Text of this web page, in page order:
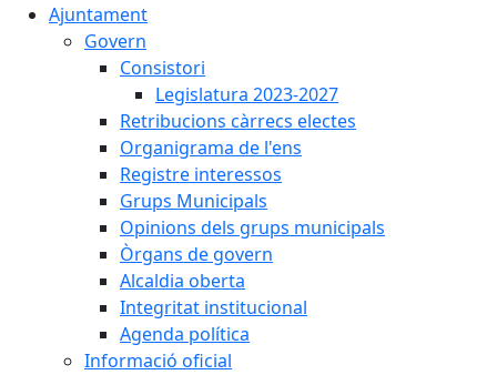
Ajuntament
Govern
Consistori
Legislatura 2023-2027
Retribucions càrrecs electes
Organigrama de l'ens
Registre interessos
Grups Municipals
Opinions dels grups municipals
Òrgans de govern
Alcaldia oberta
Integritat institucional
Agenda política
Informació oficial